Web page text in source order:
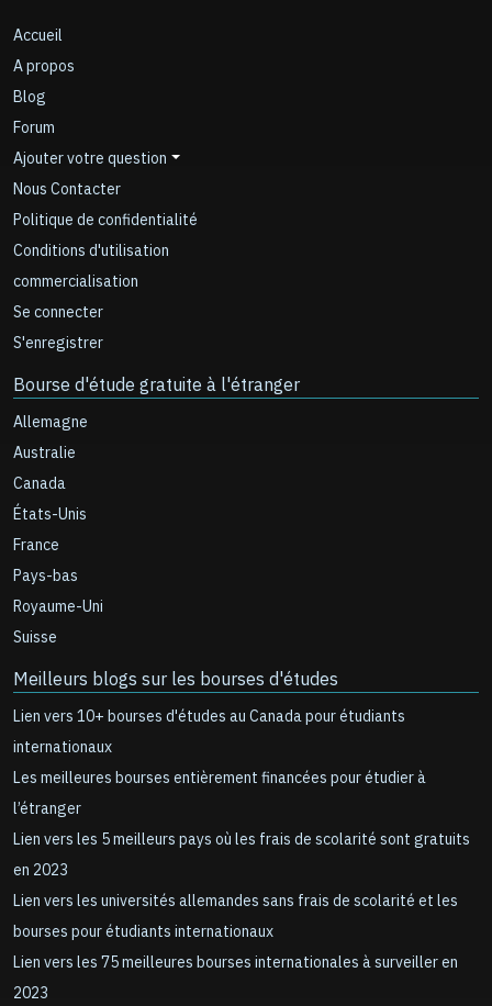
Accueil
A propos
Blog
Forum
Ajouter votre question
Nous Contacter
Politique de confidentialité
Conditions d'utilisation
commercialisation
Se connecter
S'enregistrer
Bourse d'étude gratuite à l'étranger
Allemagne
Australie
Canada
États-Unis
France
Pays-bas
Royaume-Uni
Suisse
Meilleurs blogs sur les bourses d'études
Lien vers 10+ bourses d'études au Canada pour étudiants
internationaux
Les meilleures bourses entièrement financées pour étudier à
l’étranger
Lien vers les 5 meilleurs pays où les frais de scolarité sont gratuits
en 2023
Lien vers les universités allemandes sans frais de scolarité et les
bourses pour étudiants internationaux
Lien vers les 75 meilleures bourses internationales à surveiller en
2023